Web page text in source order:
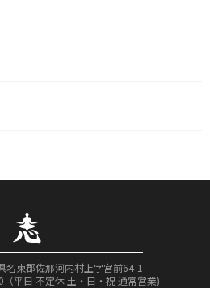
東郡佐那河内村上字宮前64-1
平日 不定休 土・日・祝 通常営業)